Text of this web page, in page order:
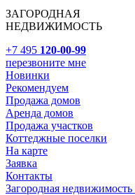
ЗАГОРОДНАЯ
НЕДВИЖИМОСТЬ
+7 495 120-00-99
перезвоните мне
Новинки
Рекомендуем
Продажа домов
Аренда домов
Продажа участков
Коттеджные поселки
На карте
Заявка
Контакты
Загородная недвижимость